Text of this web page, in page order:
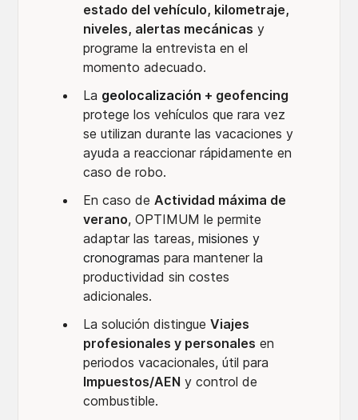
estado del vehículo, kilometraje,
niveles, alertas mecánicas y
programe la entrevista en el
momento adecuado.
La geolocalización + geofencing
protege los vehículos que rara vez
se utilizan durante las vacaciones y
ayuda a reaccionar rápidamente en
caso de robo.
En caso deActividad máxima de
verano, OPTIMUM le permite
adaptar las tareas,misiones y
cronogramas para mantener la
productividad sin costes
adicionales.
La solución distingueViajes
profesionales y personales en
periodos vacacionales, útil para
Impuestos/AEN y control de
combustible.